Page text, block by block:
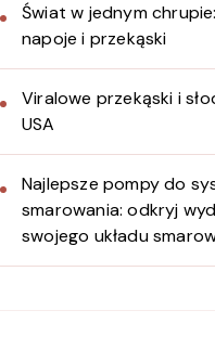
Świat w jednym
napoje i przekąski
Viralowe przekąski i
USA
Najlepsze pompy do
smarowania: odkryj
swojego układu